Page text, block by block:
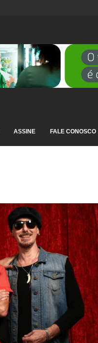
ASSINE FALE CONOSCO